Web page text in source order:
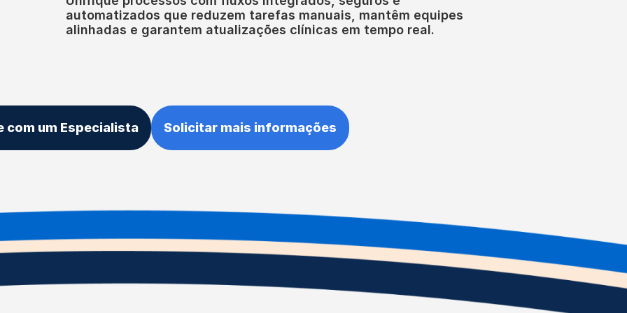
automatizados que reduzem tarefas manuais, mantêm equipes
alinhadas e garantem atualizações clínicas em tempo real.
com um Especialista Solicitar mais informações